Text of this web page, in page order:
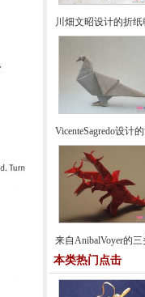
川畑文昭设计的折
VicenteSagredo设计
来自AnibalVoyer的
本类热门点击